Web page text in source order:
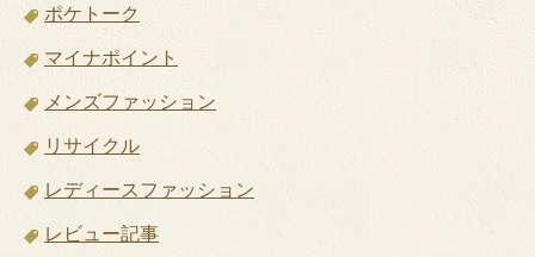
ポケトーク
マイナポイント
メンズファッション
リサイクル
レディースファッション
レビュー記事